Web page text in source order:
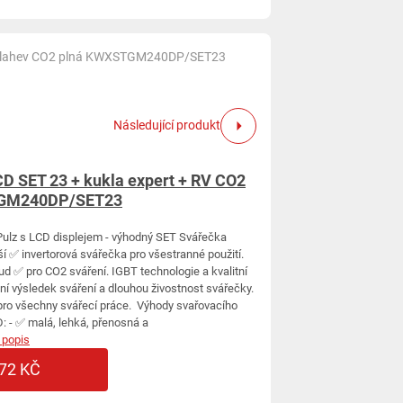
CO2 plná KWXSTGM240DP/SET23
Následující produkt
SET 23 + kukla expert + RV CO2
SET23
s LCD displejem - výhodný SET Svářečka
✅ invertorová svářečka pro všestranné použití.
✅ pro CO2 sváření. IGBT technologie a kvalitní
výsledek sváření a dlouhou živostnost svářečky.
všechny svářecí práce. Výhody svařovacího
- ✅ malá, lehká, přenosná a
popis
KČ